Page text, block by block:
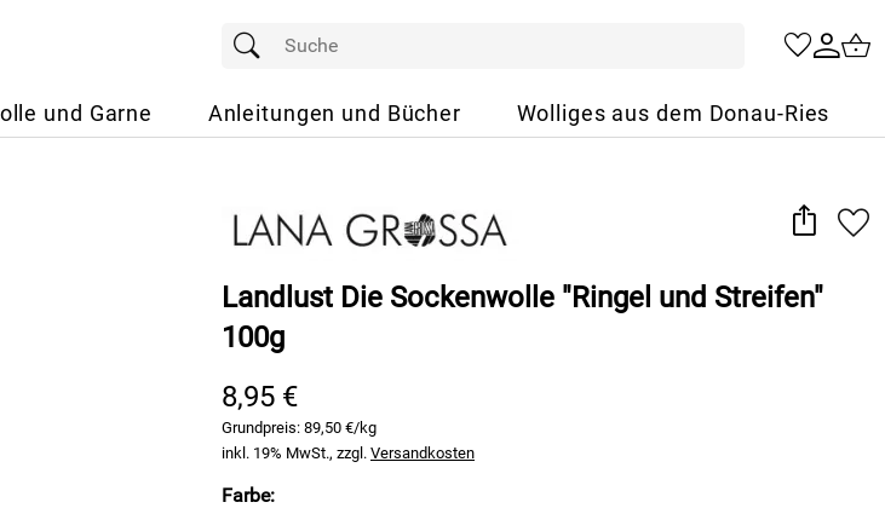
und Garne Anleitungen und Bücher Wolliges aus dem Donau-Ries
Landlust Die Sockenwolle "Ringel und Streifen"
100g
8,95 €
Grundpreis: 89,50 €/kg
inkl. 19% MwSt., zzgl. Versandkosten
Farbe: